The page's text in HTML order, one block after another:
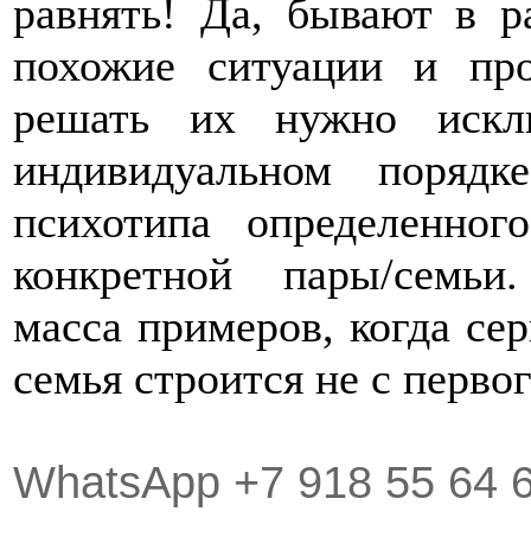
равнять! Да, бывают в
похожие ситуации и
решать их нужно
индивидуальном
психотипа
конкретной пары/
масса примеров, когда
семья строится не с
WhatsApp +7 918 55 64